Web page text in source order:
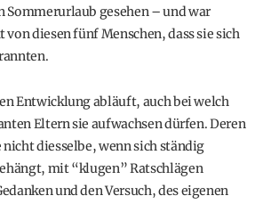
Sommerurlaub gesehen – und war
diesen fünf Menschen, dass sie sich
Entwicklung abläuft, auch bei welch
Eltern sie aufwachsen dürfen. Deren
diesselbe, wenn sich ständig
mit “klugen” Ratschlägen
und den Versuch, des eigenen